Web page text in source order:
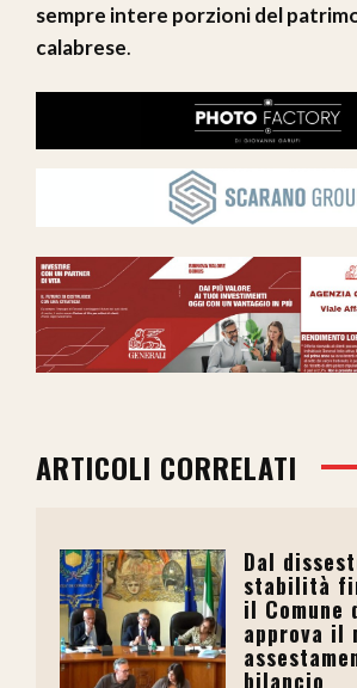
sempre intere porzioni del
calabrese.
ARTICOLI CORRELATI
Dal
stabilità
il Comune
approva il
bilancio